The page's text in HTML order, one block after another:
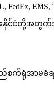
FedEx,
းနိုင်ငံတို့အတွက်
က်ရုံအာမခံချ